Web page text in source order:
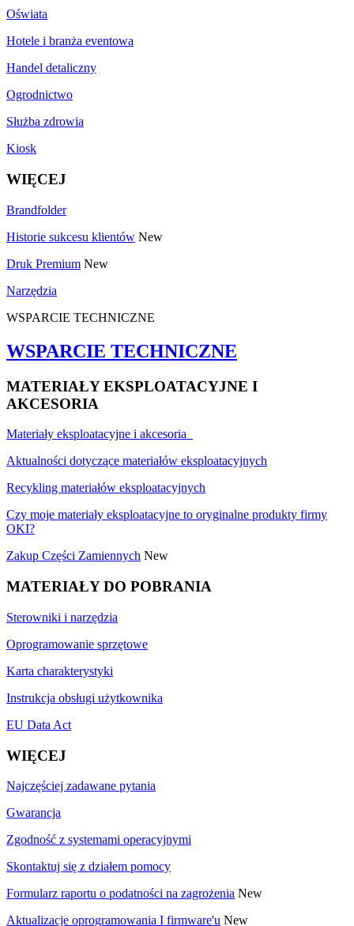
Oświata
Hotele i branża eventowa
Handel detaliczny
Ogrodnictwo
Służba zdrowia
Kiosk
WIĘCEJ
Brandfolder
Historie sukcesu klientów New
Druk Premium New
Narzędzia
WSPARCIE TECHNICZNE
WSPARCIE TECHNICZNE
MATERIAŁY EKSPLOATACYJNE I
AKCESORIA
Materiały eksploatacyjne i akcesoria
Aktualności dotyczące materiałów eksploatacyjnych
Recykling materiałów eksploatacyjnych
Czy moje materiały eksploatacyjne to oryginalne produkty firmy
OKI?
Zakup Części Zamiennych New
MATERIAŁY DO POBRANIA
Sterowniki i narzędzia
Oprogramowanie sprzętowe
Karta charakterystyki
Instrukcja obsługi użytkownika
EU Data Act
WIĘCEJ
Najczęściej zadawane pytania
Gwarancja
Zgodność z systemami operacyjnymi
Skontaktuj się z działem pomocy
Formularz raportu o podatności na zagrożenia New
Aktualizacje oprogramowania I firmware'u New